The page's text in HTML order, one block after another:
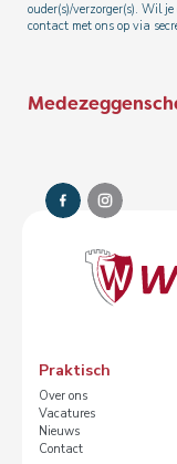
ouder(s)/verzorger(s). Wil
contact met ons op via
Praktisch
Over ons
Vacatures
Nieuws
Contact